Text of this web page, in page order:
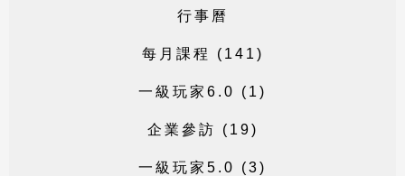
行事 曆
每 月 課 程 ( 1 4 1 )
一 級 玩家 6 . 0 ( 1 )
企 業 參 訪 ( 1 9)
一 級 玩家 5 . 0 (3)